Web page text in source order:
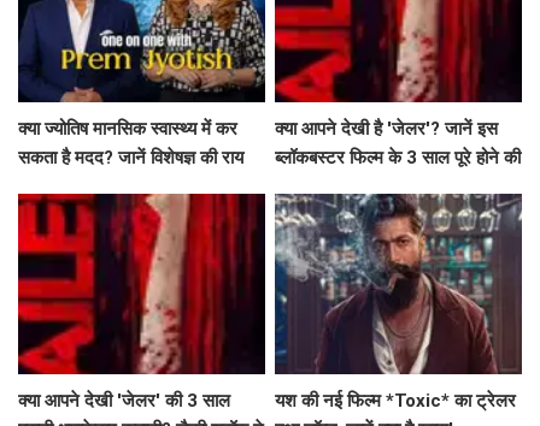
क्या ज्योतिष मानसिक स्वास्थ्य में कर
सकता है मदद? जानें विशेषज्ञ की राय
क्या आपने देखी है 'जेलर'? जानें इस
ब्लॉकबस्टर फिल्म के 3 साल पूरे होने की
क्या आपने देखी 'जेलर' की 3 साल
यश की नई फिल्म *Toxic* का ट्रेलर